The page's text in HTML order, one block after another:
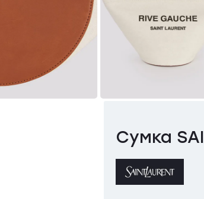
Сумка